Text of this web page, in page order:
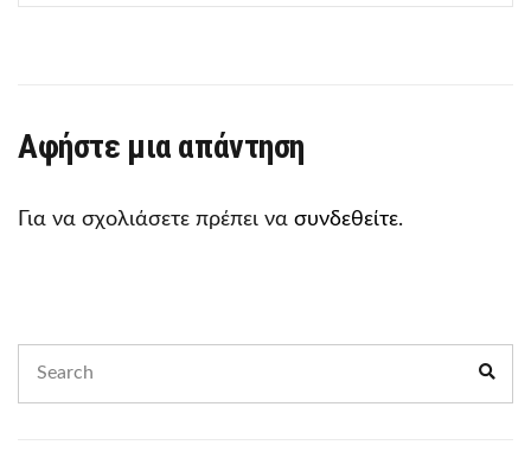
Αφήστε μια απάντηση
Για να σχολιάσετε πρέπει να συνδεθείτε.
for: